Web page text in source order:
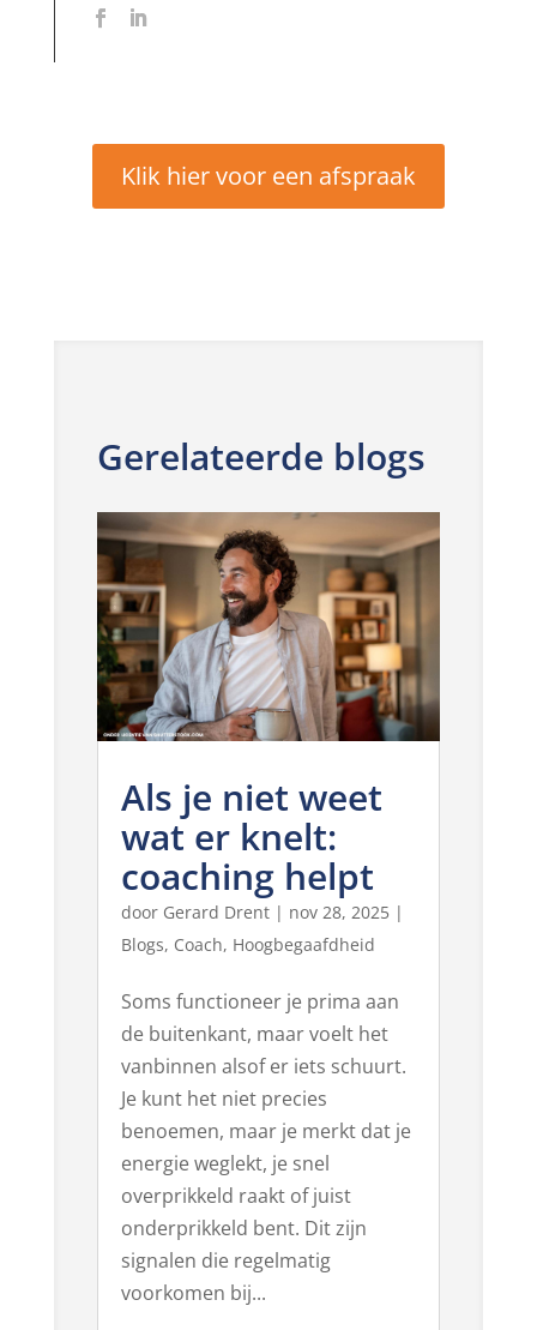
Klik hier voor een afspraak
Gerelateerde blogs
Als je niet weet
wat er knelt:
coaching helpt
door Gerard Drent| nov 28, 2025|
Blogs, Coach, Hoogbegaafdheid
Soms functioneer je prima aan
de buitenkant, maar voelt het
vanbinnen alsof er iets schuurt.
Je kunt het niet precies
benoemen, maar je merkt dat je
energie weglekt, je snel
overprikkeld raakt of juist
onderprikkeld bent. Dit zijn
signalen die regelmatig
voorkomen bij...